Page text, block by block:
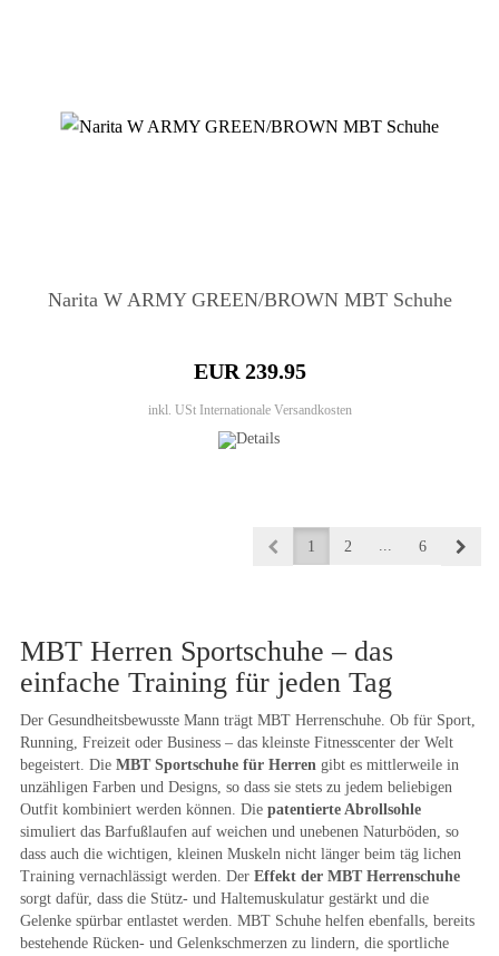
Narita W ARMY GREEN/BROWN MBT Schuhe
EUR 239.95
inkl. USt Internationale Versandkosten
1 2 ... 6
MBT Herren Sportschuhe – das
einfache Training für jeden Tag
Der Gesundheitsbewusste Mann trägt MBT Herrenschuhe. Ob für Sport,
Running, Freizeit oder Business – das kleinste Fitnesscenter der Welt
begeistert. Die MBT Sportschuhe für Herren gibt es mittlerweile in
unzähligen Farben und Designs, so dass sie stets zu jedem beliebigen
Outfit kombiniert werden können. Die patentierte Abrollsohle
simuliert das Barfußlaufen auf weichen und unebenen Naturböden, so
dass auch die wichtigen, kleinen Muskeln nicht länger beim täg lichen
Training vernachlässigt werden. Der Effekt der MBT Herrenschuhe
sorgt dafür, dass die Stütz- und Haltemuskulatur gestärkt und die
Gelenke spürbar entlastet werden. MBT Schuhe helfen ebenfalls, bereits
bestehende Rücken- und Gelenkschmerzen zu lindern, die sportliche